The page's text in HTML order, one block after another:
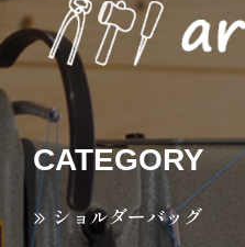
CATEGORY
ショルダーバッグ